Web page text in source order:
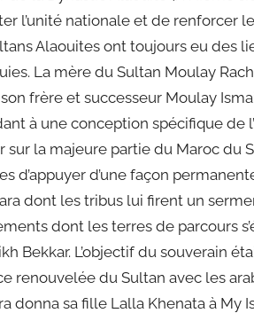
l’unité nationale et de renforcer
Alaouites ont toujours eu des
La mère du Sultan Moulay
son frère et successeur Moulay
à une conception spécifique de
sur la majeure partie du Maroc du
d’appuyer d’une façon
dont les tribus lui firent un
dont les terres de parcours
Bekkar. L’objectif du souverain
renouvelée du Sultan avec les
donna sa fille Lalla Khenata à My